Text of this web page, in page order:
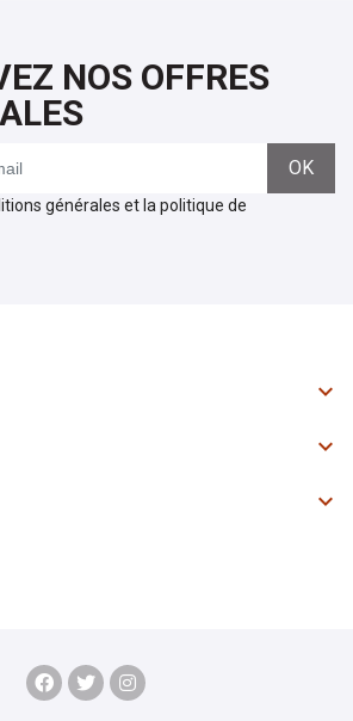
NOS OFFRES
générales et la politique de


